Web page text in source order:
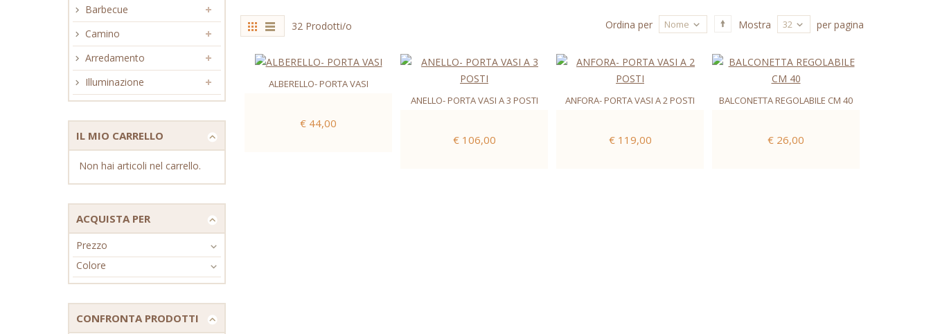
32 Prodotti/o Mostra 32 per pagina
Ordina per Nome
ALBERELLO- PORTA VASI
€ 44,00
ANELLO- PORTA VASI A 3 POSTI
€ 106,00
ANFORA- PORTA VASI A 2 POSTI
€ 119,00
BALCONETTA REGOLABILE CM 40
€ 26,00
Barbecue
Camino
Arredamento
Illuminazione
IL MIO CARRELLO
Non hai articoli nel carrello.
ACQUISTA PER
Prezzo
Colore
CONFRONTA PRODOTTI